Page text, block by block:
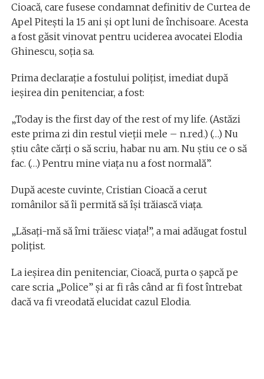
Cioacă, care fusese condamnat definitiv de Curtea de
Apel Piteşti la 15 ani şi opt luni de închisoare. Acesta
a fost găsit vinovat pentru uciderea avocatei Elodia
Ghinescu, soția sa.
Prima declarație a fostului polițist, imediat după
ieșirea din penitenciar, a fost:
„Today is the first day of the rest of my life. (Astăzi
este prima zi din restul vieții mele – n.red.) (…) Nu
știu câte cărți o să scriu, habar nu am. Nu știu ce o să
fac. (…) Pentru mine viața nu a fost normală”.
După aceste cuvinte, Cristian Cioacă a cerut
românilor să îi permită să își trăiască viața.
„Lăsați-mă să îmi trăiesc viața!”, a mai adăugat fostul
polițist.
La ieșirea din penitenciar, Cioacă, purta o șapcă pe
care scria „Police” și ar fi râs când ar fi fost întrebat
dacă va fi vreodată elucidat cazul Elodia.